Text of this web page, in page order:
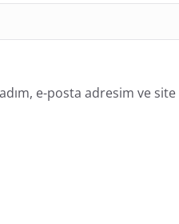
e-posta adresim ve site